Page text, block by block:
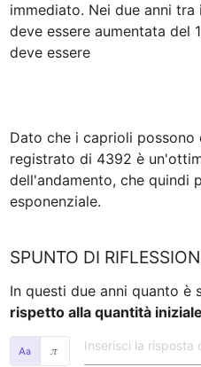
immediato. Nei due anni
deve essere aumentata del
deve essere
Dato che i caprioli
registrato di 4392 è
dell'andamento, che quindi
esponenziale.
SPUNTO DI
rispetto alla quantità iniziale
𝜋